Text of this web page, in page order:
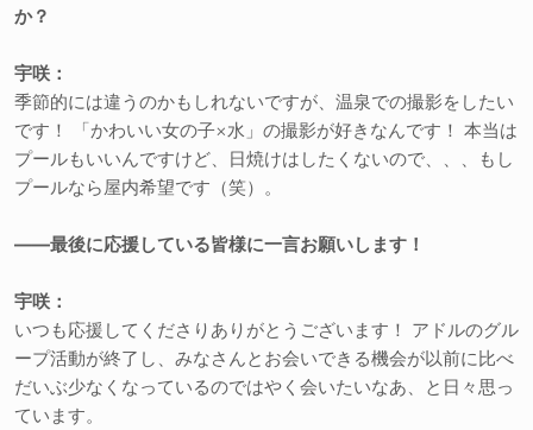
か？
宇咲：
季節的には違うのかもしれないですが、温泉での撮影をしたい
です！ 「かわいい女の子×水」の撮影が好きなんです！ 本当は
プールもいいんですけど、日焼けはしたくないので、、、もし
プールなら屋内希望です（笑）。
――最後に応援している皆様に一言お願いします！
宇咲：
いつも応援してくださりありがとうございます！ アドルのグル
ープ活動が終了し、みなさんとお会いできる機会が以前に比べ
だいぶ少なくなっているのではやく会いたいなあ、と日々思っ
ています。